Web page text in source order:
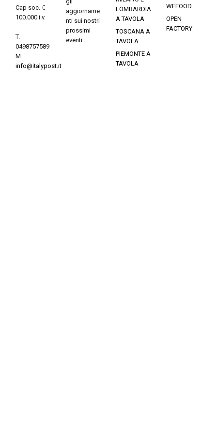
Cap soc. €
100.000 i.v.
T.
0498757589
M.
info@italypost.it
aggiorname
nti sui nostri
prossimi
eventi
LOMBARDIA
A TAVOLA
TOSCANA A
TAVOLA
PIEMONTE A
TAVOLA
WEFOOD
OPEN
FACTORY